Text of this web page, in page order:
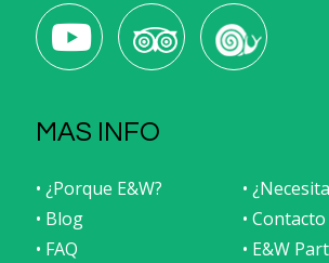
MAS INFO
• ¿Porque E&W?
•
• Blog
• Contacto
• FAQ
• E&W